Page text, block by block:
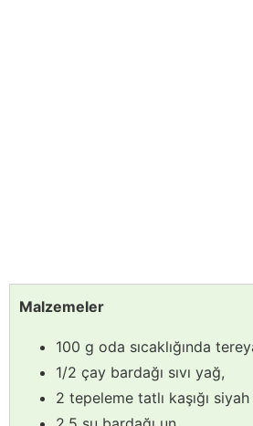
Malzemeler
100 g oda sıcaklığında
1/2 çay bardağı sıvı yağ,
2 tepeleme tatlı kaşığı